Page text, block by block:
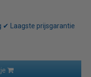
✔ Laagste prijsgarantie